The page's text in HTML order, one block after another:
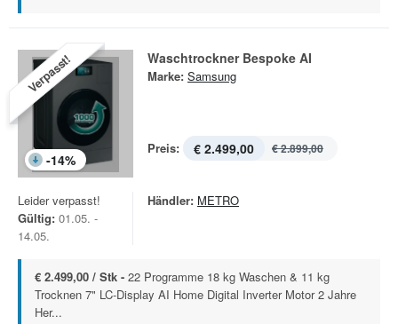
Verpasst!
-14%
Waschtrockner Bespoke AI
Marke: Samsung
Preis: € 2.499,00 € 2.899,00
Leider verpasst!
Gültig: 01.05. -
14.05.
Händler: METRO
€ 2.499,00 / Stk - 22 Programme 18 kg Waschen & 11 kg
Trocknen 7" LC-Display AI Home Digital Inverter Motor 2 Jahre
Her...